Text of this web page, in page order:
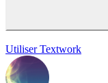
Utiliser Textwork